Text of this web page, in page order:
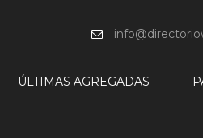
ÚLTIMAS AGREGADAS